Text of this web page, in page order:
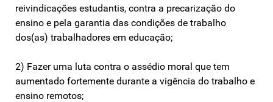
reivindicações estudantis, contra a precarização do
ensino e pela garantia das condições de trabalho
dos(as) trabalhadores em educação;
2) Fazer uma luta contra o assédio moral que tem
aumentado fortemente durante a vigência do trabalho e
ensino remotos;